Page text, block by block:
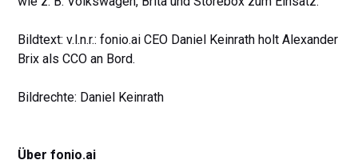
Bildtext: v.l.n.r.: fonio.ai CEO Daniel Keinrath holt Alexander
Brix als CCO an Bord.
Bildrechte: Daniel Keinrath
Über fonio.ai